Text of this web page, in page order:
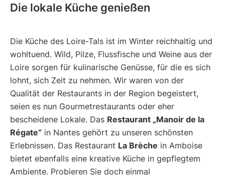
Die lokale Küche genießen
Die Küche des Loire-Tals ist im Winter reichhaltig und
wohltuend. Wild, Pilze, Flussfische und Weine aus der
Loire sorgen für kulinarische Genüsse, für die es sich
lohnt, sich Zeit zu nehmen. Wir waren von der
Qualität der Restaurants in der Region begeistert,
seien es nun Gourmetrestaurants oder eher
bescheidene Lokale. Das Restaurant „Manoir de la
Régate“ in Nantes gehört zu unseren schönsten
Erlebnissen. Das Restaurant La Brèche in Amboise
bietet ebenfalls eine kreative Küche in gepflegtem
Ambiente. Probieren Sie doch einmal